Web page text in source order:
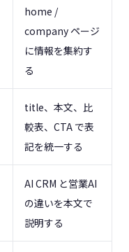
home /
company ページ
に情報を集約す
る
title、本文、比
較表、CTA で表
記を統一する
AI CRM と営業AI
の違いを本文で
説明する